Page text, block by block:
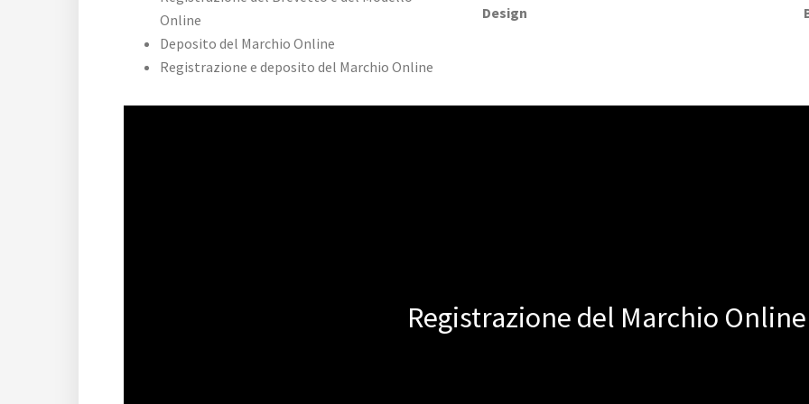
Online
Deposito del Marchio Online
Registrazione e deposito del Marchio Online
Design
Registrazione del Marchio Online